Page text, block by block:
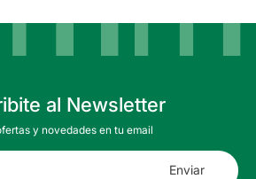
al Newsletter
y novedades en tu email
Enviar